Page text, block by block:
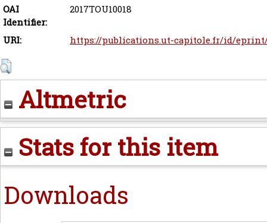
OAI
Identifier:
2017TOU10018
URI: https://publications.ut-capitole.fr/id/eprint/
Altmetric
Stats for this item
Downloads